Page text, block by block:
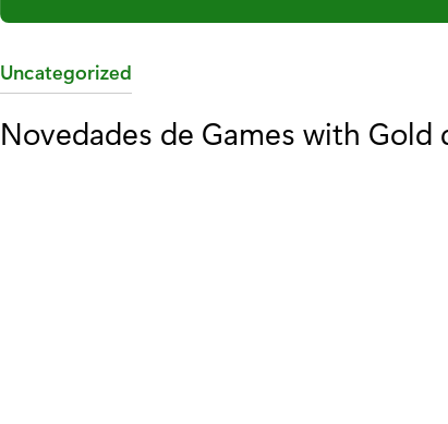
C
t
Uncategorized
Novedades de Games with Gold